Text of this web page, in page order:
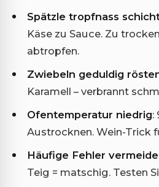
Spätzle tropfnass
Käse zu Sauce. Zu
abtropfen.
Zwiebeln geduldig
Karamell – verbrannt
Ofentemperatur niedrig:
Austrocknen. Wein-Trick
Häufige Fehler
Teig = matschig. Testen